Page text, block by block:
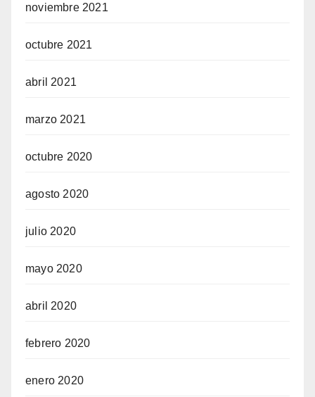
noviembre 2021
octubre 2021
abril 2021
marzo 2021
octubre 2020
agosto 2020
julio 2020
mayo 2020
abril 2020
febrero 2020
enero 2020